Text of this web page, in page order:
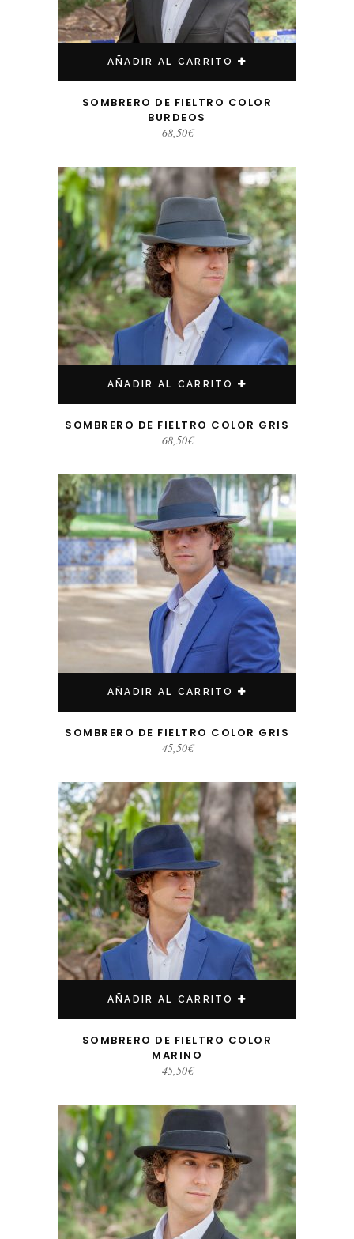
AÑADIR AL CARRITO
SOMBRERO DE FIELTRO COLOR
BURDEOS
68,50€
AÑADIR AL CARRITO
SOMBRERO DE FIELTRO COLOR GRIS
68,50€
AÑADIR AL CARRITO
SOMBRERO DE FIELTRO COLOR GRIS
45,50€
AÑADIR AL CARRITO
SOMBRERO DE FIELTRO COLOR
MARINO
45,50€